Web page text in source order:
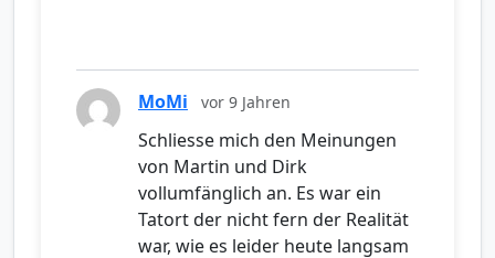
MoMi vor 9 Jahren
Schliesse mich den Meinungen
von Martin und Dirk
vollumfänglich an. Es war ein
Tatort der nicht fern der Realität
war, wie es leider heute langsam